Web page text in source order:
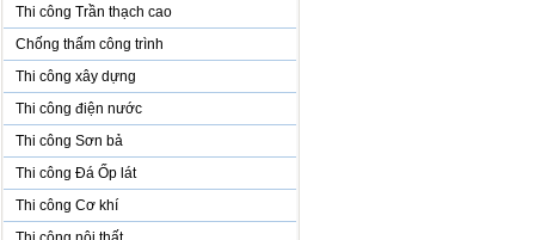
Thi công Trần thạch cao
Chống thấm công trình
Thi công xây dựng
Thi công điện nước
Thi công Sơn bả
Thi công Đá Ốp lát
Thi công Cơ khí